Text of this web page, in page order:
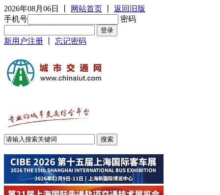
2026年08月06日 网站首页
返回旧版
手机号
密码
新用户注册 忘记密码